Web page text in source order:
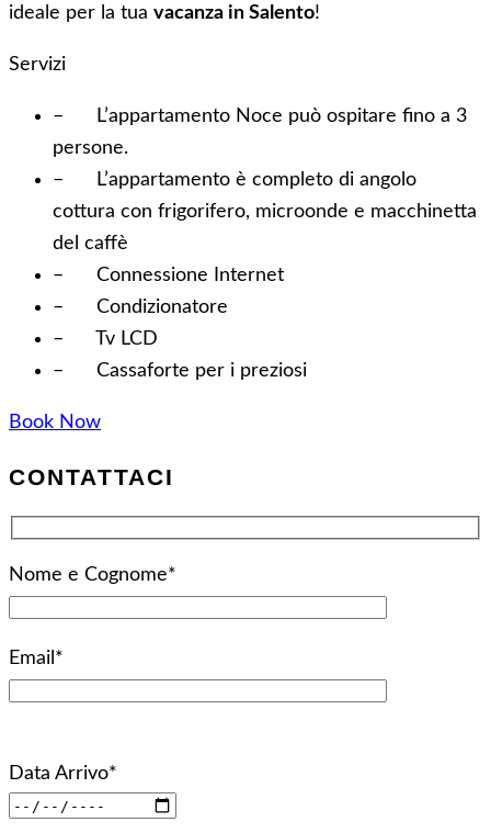
ideale per la tua vacanza in Salento!
Servizi
– L’appartamento Noce può ospitare fino a 3
persone.
– L’appartamento è completo di angolo
cottura con frigorifero, microonde e macchinetta
del caffè
– Connessione Internet
– Condizionatore
– Tv LCD
– Cassaforte per i preziosi
Book Now
CONTATTACI
Nome e Cognome*
Email*
Data Arrivo*